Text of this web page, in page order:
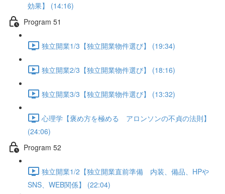
効果】 (14:16)
Program 51
独立開業1/3【独立開業物件選び】 (19:34)
独立開業2/3【独立開業物件選び】 (18:16)
独立開業3/3【独立開業物件選び】 (13:32)
心理学【褒め方を極める アロンソンの不貞の法則】
(24:06)
Program 52
独立開業1/2【独立開業直前準備 内装、備品、HPや
SNS、WEB関係】 (22:04)